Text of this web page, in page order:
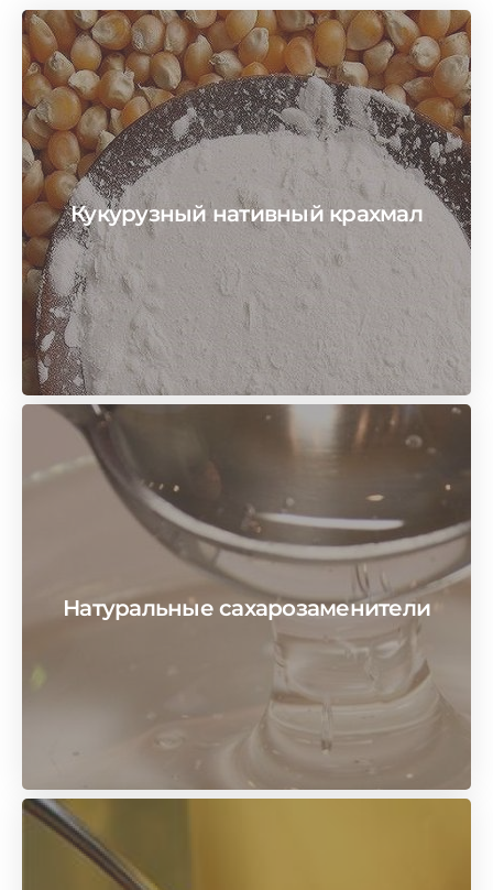
Кукурузный нативный крахмал
посмотреть
Натуральные сахарозаменители
посмотреть